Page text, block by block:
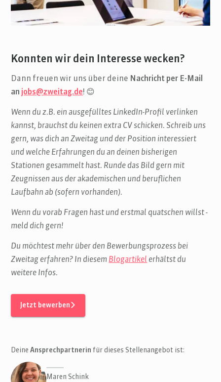
Konnten wir dein Interesse wecken?
Dann freuen wir uns über deine Nachricht per E-Mail
an jobs@zweitag.de! 😊
Wenn du z.B. ein ausgefülltes LinkedIn-Profil verlinken
kannst, brauchst du keinen extra CV schicken. Schreib uns
gern, was dich an Zweitag und der Position interessiert
und welche Erfahrungen du an deinen bisherigen
Stationen gesammelt hast. Runde das Bild gern mit
Zeugnissen aus der akademischen und beruflichen
Laufbahn ab (sofern vorhanden).
Wenn du vorab Fragen hast und erstmal quatschen willst -
meld dich gern!
Du möchtest mehr über den Bewerbungsprozess bei
Zweitag erfahren? In diesem Blogartikel erhältst du
weitere Infos.
Jetzt bewerben
DeineAnsprechpartnerin für dieses Stellenangebot ist:
Maren Schink